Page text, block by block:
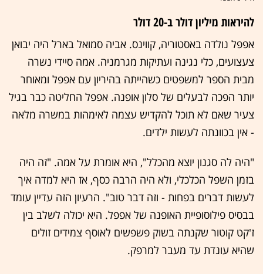
להיראות מיליון דולר ב-20 דולר
אפפל נולדה באסטוריה, קווינס. אביה סמואל בארל היה יבואן
צעצועים, כלי נגינה ועתיקות מגרמניה. אמה סיידי נשרה
מבית הספר למשפטים כשהייתה בהיריון עם אפפל ומאוחר
יותר הפכה לבעלים של סלון אופנה. אפפל החליטה כבר בגיל
צעיר שאם לא תוכל להקדיש עצמה לאימהות במשרה מלאה
- אין בכוונתה לעשות ילדים.
"היה לה סגנון יוצא מהכלל", היא אומרת על אמה. "זה היה
בזמן השפל הכלכלי, ולא היה הרבה כסף, אז היא למדה איך
לעשות דברים בפחות - וזה דבר טוב". הרעיון הזה עדיין עומד
בבסיס פילוסופיית האופנה של אפפל. היא יכולה לשלב בין
ז'קט קוטור שקנתה בשוק פשפשים לאוסף צמידים זולים
שהיא עונדת עד מעבר למרפק.